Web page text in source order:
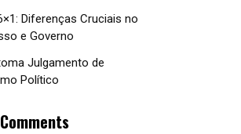
Diferenças Cruciais no
e Governo
Julgamento de
Político